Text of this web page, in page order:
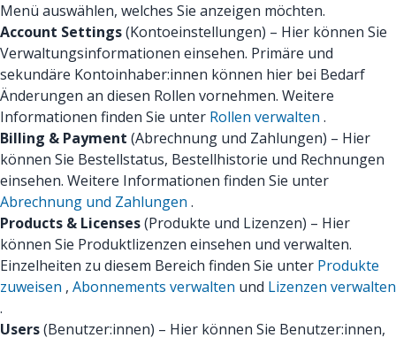
Menü auswählen, welches Sie anzeigen möchten.
Account Settings(Kontoeinstellungen) – Hier können Sie
Verwaltungsinformationen einsehen. Primäre und
sekundäre Kontoinhaber:innen können hier bei Bedarf
Änderungen an diesen Rollen vornehmen. Weitere
Informationen finden Sie unter Rollen verwalten .
Billing & Payment (Abrechnung und Zahlungen) – Hier
können Sie Bestellstatus, Bestellhistorie und Rechnungen
einsehen. Weitere Informationen finden Sie unter
Abrechnung und Zahlungen .
Products & Licenses(Produkte und Lizenzen) – Hier
können Sie Produktlizenzen einsehen und verwalten.
Einzelheiten zu diesem Bereich finden Sie unter Produkte
zuweisen , Abonnements verwalten und Lizenzen verwalten
.
Users(Benutzer:innen) – Hier können Sie Benutzer:innen,